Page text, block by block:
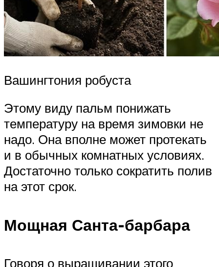
Вашингтония робуста
Этому виду пальм понижать
температуру на время зимовки не
надо. Она вполне может протекать
и в обычных комнатных условиях.
Достаточно только сократить полив
на этот срок.
Мощная Санта-барбара
Говоря о выращивании этого